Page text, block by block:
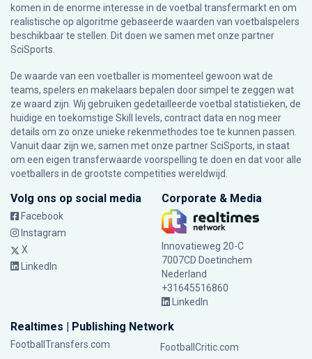
komen in de enorme interesse in de voetbal transfermarkt en om
realistische op algoritme gebaseerde waarden van voetbalspelers
beschikbaar te stellen. Dit doen we samen met onze partner
SciSports
De waarde van een voetballer is momenteel gewoon wat de
teams, spelers en makelaars bepalen door simpel te zeggen wat
ze waard zijn. Wij gebruiken gedetailleerde voetbal statistieken, de
huidige en toekomstige Skill levels, contract data en nog meer
details om zo onze unieke rekenmethodes toe te kunnen passen.
Vanuit daar zijn we, samen met onze partner SciSports, in staat
om een eigen transferwaarde voorspelling te doen en dat voor alle
voetballers in de grootste competities wereldwijd.
Volg ons op social media
Facebook
Instagram
X
LinkedIn
Corporate & Media
Innovatieweg 20-C
7007CD Doetinchem
Nederland
+31645516860
LinkedIn
Realtimes | Publishing Network
FootballTransfers.com
FootballCritic.com